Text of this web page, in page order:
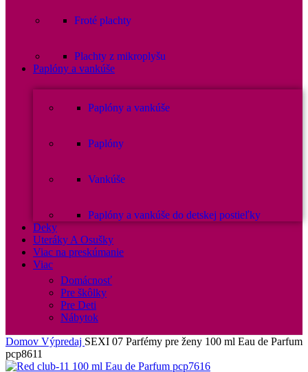
Froté plachty
Plachty z mikroplyšu
Paplóny a vankúše
Paplóny a vankúše
Paplóny
Vankúše
Paplóny a vankúše do detskej postieľky
Deky
Uteráky A Osušky
Viac na preskúmanie
Viac
Domácnosť
Pre škôlky
Pre Deti
Nábytok
Domov Výpredaj SEXI 07 Parfémy pre ženy 100 ml Eau de Parfum
pcp8611